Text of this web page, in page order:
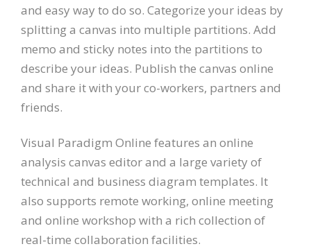
and easy way to do so. Categorize your ideas by
splitting a canvas into multiple partitions. Add
memo and sticky notes into the partitions to
describe your ideas. Publish the canvas online
and share it with your co-workers, partners and
friends.
Visual Paradigm Online features an online
analysis canvas editor and a large variety of
technical and business diagram templates. It
also supports remote working, online meeting
and online workshop with a rich collection of
real-time collaboration facilities.